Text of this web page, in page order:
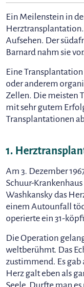
Ein Meilenstein in
Herztransplantation.
Aufsehen. Der
Barnard nahm sie vor.
Eine
oder anderem
Zellen. Die meisten
mit sehr gutem
Transplantationen
1.
Am 3. Dezember
Schuur-
Washkansky das
einem Autounfall
operierte ein 31-
Die Operation
weltberühmt. Das
zustimmend. Es
Herz galt eben als
Seele. Durfte man